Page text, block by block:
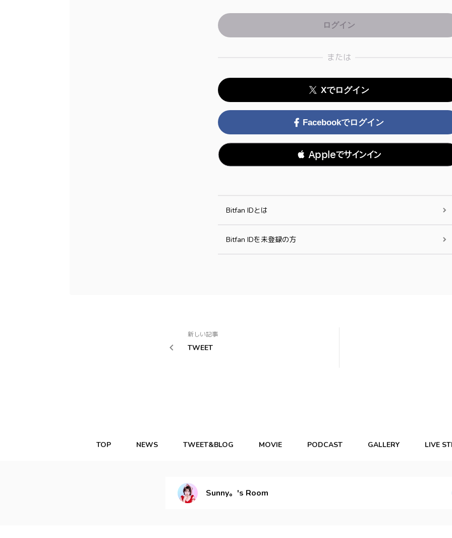
または
Xでログイン
Facebookでログイン
 Appleでサインイン
Bitfan IDとは
Bitfan IDを未登録の方
新しい記事
TWEET
TOP NEWS TWEET&BLOG MOVIE PODCAST GALLERY LIVE
Sunny。's Room